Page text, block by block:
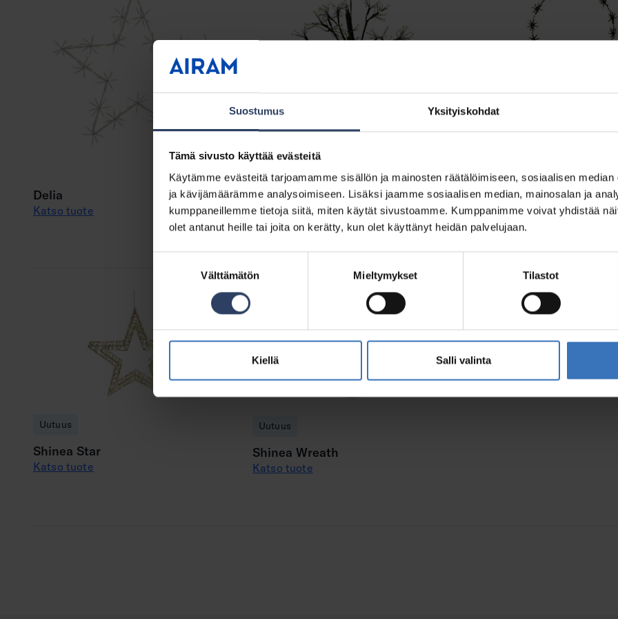
Suostumus Yksityiskohdat
Tämä sivusto käyttää evästeitä
Käytämme evästeitä tarjoamamme sisällön ja mainosten räätälöimiseen, sosiaalisen
ja kävijämäärämme analysoimiseen. Lisäksi jaamme sosiaalisen median, mainosalan ja
kumppaneillemme tietoja siitä, miten käytät sivustoamme. Kumppanimme voivat yhdistää
olet antanut heille tai joita on kerätty, kun olet käyttänyt heidän palvelujaan.
Välttämätön Mieltymykset Tilastot
Kiellä Salli valinta
Delia
Katso tuote
Uutuus
Hedda
Katso tuote
Uutuus
Hailo Wreath
Uutuus
Shinea Star
Katso tuote
Uutuus
Shinea Wreath
Katso tuote